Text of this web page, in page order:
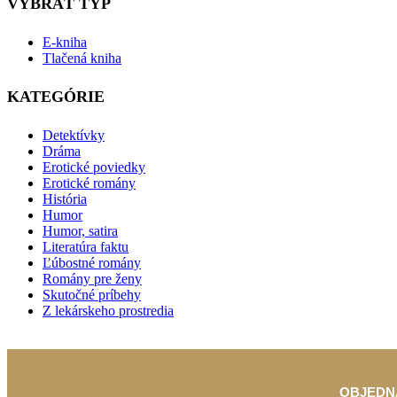
E-kniha
Tlačená kniha
KATEGÓRIE
Detektívky
Dráma
Erotické poviedky
Erotické romány
História
Humor
Humor, satira
Literatúra faktu
Ľúbostné romány
Romány pre ženy
Skutočné príbehy
Z lekárskeho prostredia